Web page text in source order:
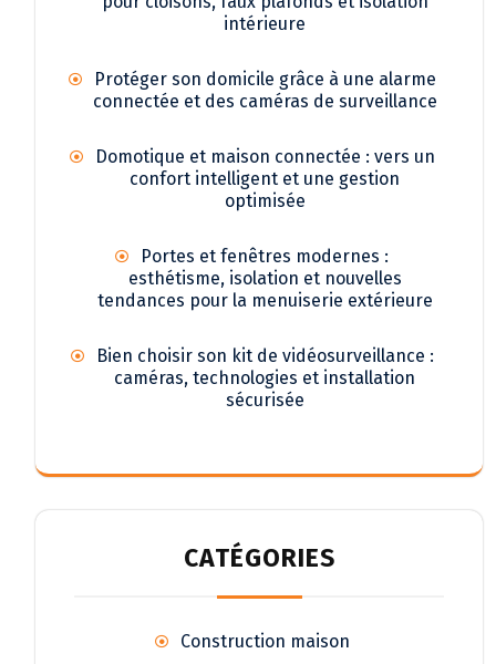
intérieure
Protéger son domicile grâce à une alarme
connectée et des caméras de surveillance
Domotique et maison connectée : vers un
confort intelligent et une gestion
optimisée
Portes et fenêtres modernes :
esthétisme, isolation et nouvelles
tendances pour la menuiserie extérieure
Bien choisir son kit de vidéosurveillance :
caméras, technologies et installation
sécurisée
CATÉGORIES
Construction maison